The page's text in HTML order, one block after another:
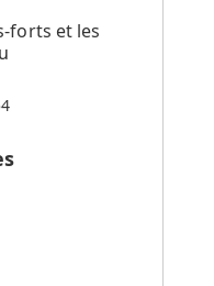
forts et les